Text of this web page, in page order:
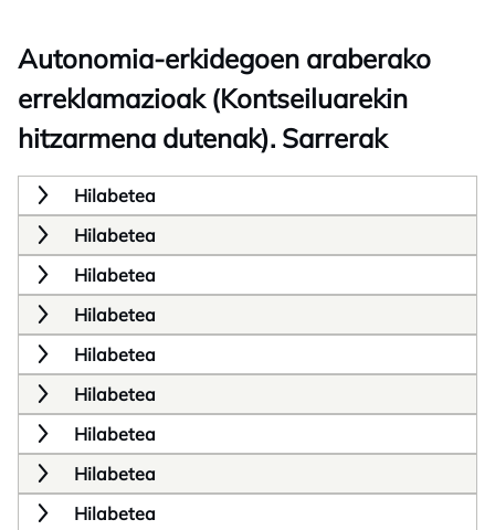
Autonomia-erkidegoen araberako
erreklamazioak (Kontseiluarekin
hitzarmena dutenak). Sarrerak
Hilabetea
Hilabetea
Hilabetea
Hilabetea
Hilabetea
Hilabetea
Hilabetea
Hilabetea
Hilabetea